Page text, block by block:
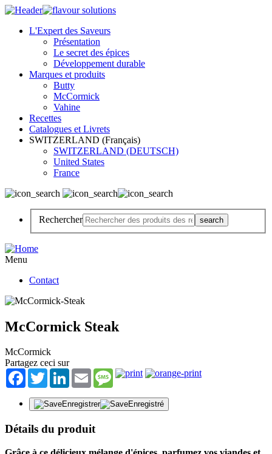
L'Expert des Saveurs
Présentation
Le secret des épices
Développement durable
Marques et produits
Butty
McCormick
Vahine
Recettes
Catalogues et Livrets
SWITZERLAND (Français)
SWITZERLAND (DEUTSCH)
United States
France
Rechercher
Menu
Contact
McCormick Steak
McCormick
Partagez ceci sur
Facebook
TwitterLinkedInEmail Message
Enregistrer Enregistré
Détails du produit